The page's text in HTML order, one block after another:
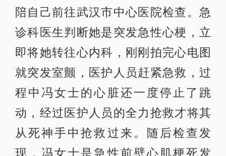
陪自己前往武汉市中心医院检查。急
诊科医生判断她是突发急性心梗，立
即将她转往心内科，刚刚拍完心电图
就突发室颤，医护人员赶紧急救，过
程中冯女士的心脏还一度停止了跳
动，经过医护人员的全力抢救才将其
从死神手中抢救过来。随后检查发
现，冯女士是急性前壁心肌梗死发